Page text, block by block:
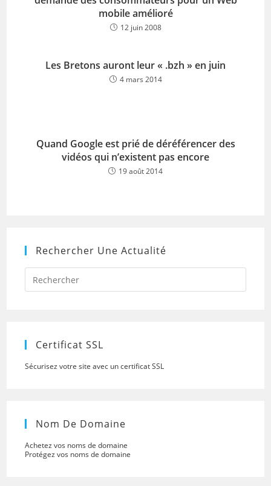
mobile amélioré
12 juin 2008
Les Bretons auront leur « .bzh » en juin
4 mars 2014
Quand Google est prié de déréférencer des
vidéos qui n’existent pas encore
19 août 2014
Rechercher Une Actualité
Press
to
Certificat SSL
Sécurisez votre site avec un certificat SSL
Nom De Domaine
Achetez vos noms de domaine
Protégez vos noms de domaine